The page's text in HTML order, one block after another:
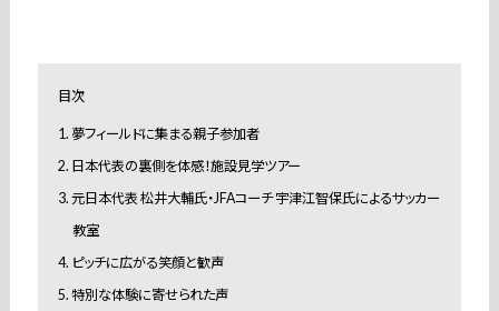
目次
1. 夢フィールドに集まる親子参加者
2. 日本代表の裏側を体感！施設見学ツアー
3. 元日本代表 松井大輔氏・JFAコーチ 宇津江智保氏によるサッカー
教室
4. ピッチに広がる笑顔と歓声
5. 特別な体験に寄せられた声